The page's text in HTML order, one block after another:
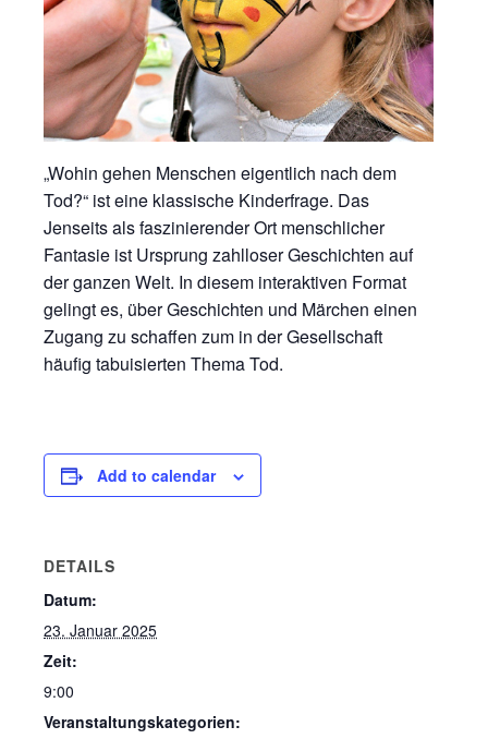
„Wohin gehen Menschen eigentlich nach dem
Tod?“ ist eine klassische Kinderfrage. Das
Jenseits als faszinierender Ort menschlicher
Fantasie ist Ursprung zahlloser Geschichten auf
der ganzen Welt. In diesem interaktiven Format
gelingt es, über Geschichten und Märchen einen
Zugang zu schaffen zum in der Gesellschaft
häufig tabuisierten Thema Tod.
Add to calendar
DETAILS
Datum:
23. Januar 2025
Zeit:
9:00
Veranstaltungskategorien: